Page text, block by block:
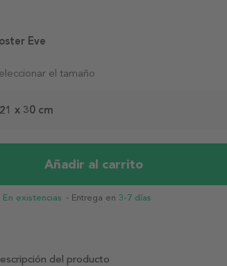
el tamaño
21 x 30 cm
Añadir al carrito
En existencias - Entrega en 3-7 días
Eve
del producto